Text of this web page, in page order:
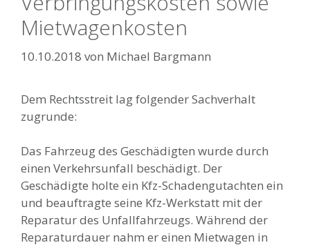
Mietwagenkosten
10.10.2018 von Michael Bargmann
Dem Rechtsstreit lag folgender Sachverhalt
zugrunde:
Das Fahrzeug des Geschädigten wurde durch
einen Verkehrsunfall beschädigt. Der
Geschädigte holte ein Kfz-Schadengutachten ein
und beauftragte seine Kfz-Werkstatt mit der
Reparatur des Unfallfahrzeugs. Während der
Reparaturdauer nahm er einen Mietwagen in